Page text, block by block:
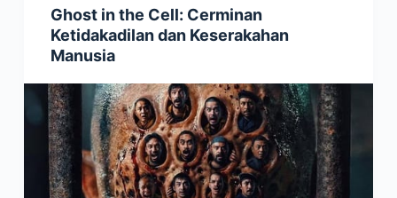
Ghost in the Cell: Cerminan
Ketidakadilan dan Keserakahan
Manusia